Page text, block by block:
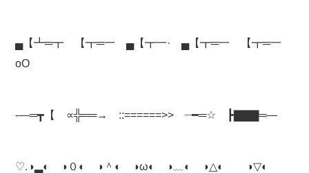
▄【┻═┳ 【┳═一 ▄【┳一· ▄【┳═一 【┳═一
oO
-—═┳【 ∝╬══→ ::======>> ┈━═☆ ┣▇▇▇═—
♡.◑▂◐ ◑０◐ ◑＾◐ ◑ω◐ ◑﹏◐ ◑△◐ ◑▽◐